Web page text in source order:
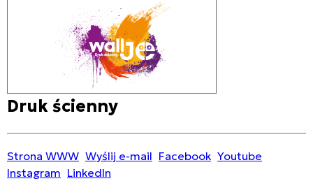
Druk ścienny
Strona WWW Wyślij e-mail Facebook Youtube
Instagram LinkedIn